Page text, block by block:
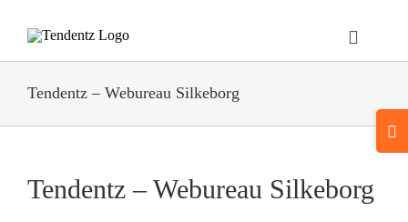
Toggle
Bannere & Displays
Tendentz – Webureau Silkeborg
Tendentz – Webureau Silkeborg